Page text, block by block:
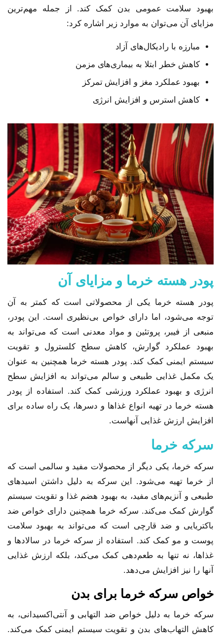
بهبود سلامت عمومی بدن کمک کند. از جمله مهم‌ترین
مزایای آن می‌توان به موارد زیر اشاره کرد:
مبارزه با رادیکال‌های آزاد
کاهش خطر ابتلا به بیماری‌های مزمن
بهبود عملکرد مغز و افزایش تمرکز
کاهش استرس و افزایش انرژی
پودر هسته خرما و مزایای آن
پودر هسته خرما یکی از محصولاتی است که کمتر به آن
توجه می‌شود، اما دارای خواص بی‌نظیری است. این پودر،
منبعی از فیبر، پروتئین و مواد معدنی است که می‌تواند به
بهبود عملکرد گوارش، کاهش سطح کلسترول و تقویت
سیستم ایمنی کمک کند. پودر هسته خرما همچنین به عنوان
یک مکمل غذایی طبیعی و سالم می‌تواند به افزایش سطح
انرژی و بهبود عملکرد ورزشی کمک کند. استفاده از پودر
هسته خرما در تهیه انواع غذاها و دسرها، یک راه ساده برای
افزایش ارزش غذایی آنهاست.
سرکه خرما
سرکه خرما، یکی دیگر از محصولات مفید و سالمی است که
از خرما تهیه می‌شود. این سرکه به دلیل داشتن اسیدهای
طبیعی و آنزیم‌های مفید، به بهبود هضم غذا و تقویت سیستم
گوارش کمک می‌کند. سرکه خرما همچنین دارای خواص ضد
باکتریایی و ضد قارچی است که می‌تواند به بهبود سلامت
پوست و مو کمک کند. استفاده از سرکه خرما در سالادها و
غذاها، نه تنها به طعم‌دهی کمک می‌کند، بلکه ارزش غذایی
آنها را نیز افزایش می‌دهد.
خواص سرکه خرما برای بدن
سرکه خرما به دلیل خواص ضد التهابی و آنتی‌اکسیدانی، به
کاهش التهاب‌های بدن و تقویت سیستم ایمنی کمک می‌کند.